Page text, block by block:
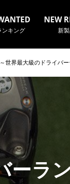
ンキング
NEW
新
世界最大級のドライバー
ーラ
検索したい事柄を入